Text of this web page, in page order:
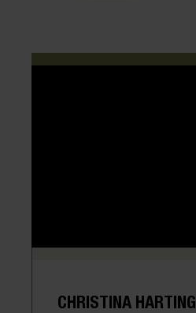
CHRISTINA HARTING